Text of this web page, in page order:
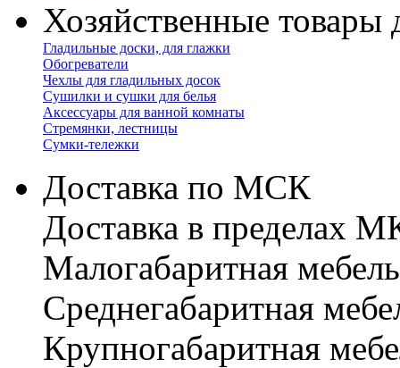
Хозяйственные товары
Гладильные доски, для глажки
Обогреватели
Чехлы для гладильных досок
Сушилки и сушки для белья
Аксессуары для ванной комнаты
Стремянки, лестницы
Сумки-тележки
Доставка по МСК
Доставка в пределах
Малогабаритная
Cреднегабаритная
Крупногабаритная